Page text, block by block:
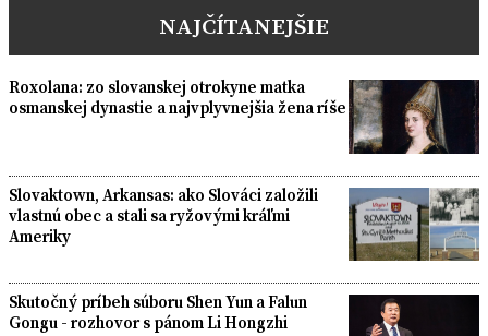
NAJČÍTANEJŠIE
Roxolana: zo slovanskej otrokyne matka
osmanskej dynastie a najvplyvnejšia žena ríše
Slovaktown, Arkansas: ako Slováci založili
vlastnú obec a stali sa ryžovými kráľmi
Ameriky
Skutočný príbeh súboru Shen Yun a Falun
Gongu - rozhovor s pánom Li Hongzhi